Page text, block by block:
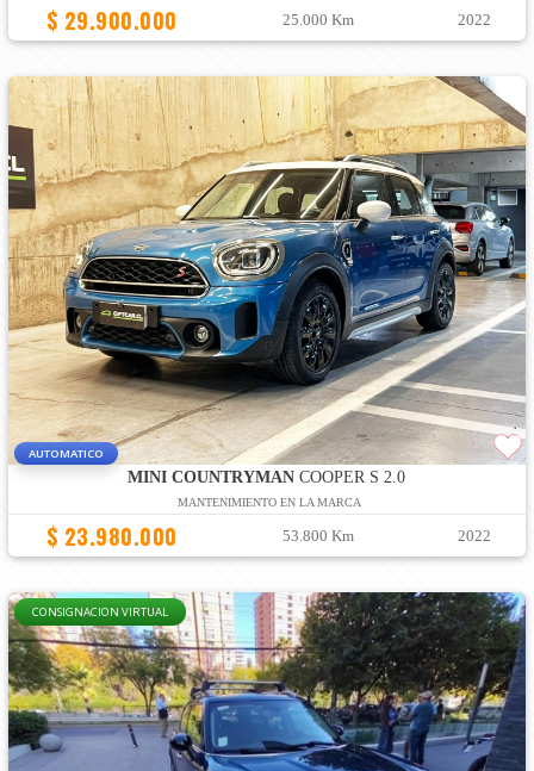
$ 29.900.000 25.000 Km 2022
AUTOMATICO
MINI COUNTRYMAN COOPER S 2.0
MANTENIMIENTO EN LA MARCA
$ 23.980.000 53.800 Km 2022
CONSIGNACION VIRTUAL